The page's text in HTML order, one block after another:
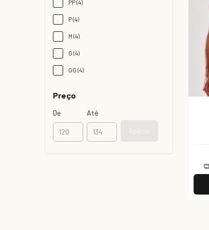
PP (4)
P (4)
M (4)
G (4)
GG (4)
Preço
De Até